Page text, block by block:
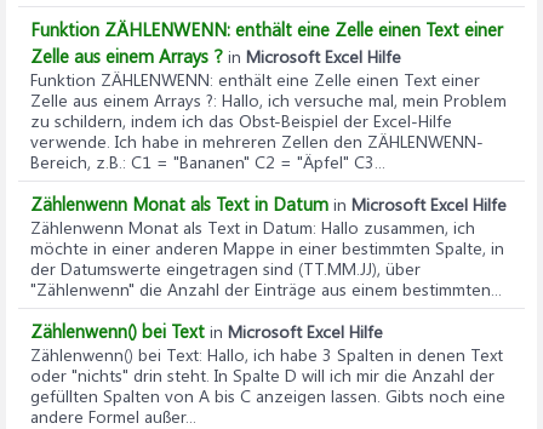
Funktion ZÄHLENWENN: enthält eine Zelle einen Text einer
Zelle aus einem Arrays ? in Microsoft Excel Hilfe
Funktion ZÄHLENWENN: enthält eine Zelle einen Text einer
Zelle aus einem Arrays ?: Hallo, ich versuche mal, mein Problem
zu schildern, indem ich das Obst-Beispiel der Excel-Hilfe
verwende. Ich habe in mehreren Zellen den ZÄHLENWENN-
Bereich, z.B.: C1 = "Bananen" C2 = "Äpfel" C3...
Zählenwenn Monat als Text in Datum in Microsoft Excel Hilfe
Zählenwenn Monat als Text in Datum: Hallo zusammen, ich
möchte in einer anderen Mappe in einer bestimmten Spalte, in
der Datumswerte eingetragen sind (TT.MM.JJ), über
"Zählenwenn" die Anzahl der Einträge aus einem bestimmten...
Zählenwenn() bei Text in Microsoft Excel Hilfe
Zählenwenn() bei Text: Hallo, ich habe 3 Spalten in denen Text
oder "nichts" drin steht. In Spalte D will ich mir die Anzahl der
gefüllten Spalten von A bis C anzeigen lassen. Gibts noch eine
andere Formel außer...